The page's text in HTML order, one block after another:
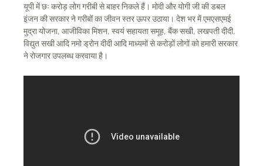
यूपी में छः करोड़ लोग गरीबी से बाहर निकले हैं। मोदी और योगी जी की डबल
इंजन की सरकार ने गरीबों का जीवन स्तर ऊपर उठाया। देश भर में एमएसएमई
मुद्रा योजना, आजीविका मिशन, स्वयं सहायता समूह, बैंक सखी, लखपती दीदी,
विद्युत सखी आदि नमो ड्रोन दीदी आदि माध्यमों से करोड़ों लोगों को हमारी सरकार
ने रोजगार उपलब्ध करवाया है।